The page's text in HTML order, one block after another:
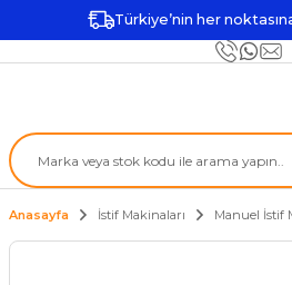
Türkiye’nin her
Anasayfa İstif Makinaları Manuel İstif